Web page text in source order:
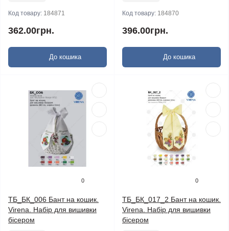
Код товару: 184871
362.00грн.
До кошика
Код товару: 184870
396.00грн.
До кошика
0
ТБ_БК_006 Бант на кошик.
Virena. Набір для вишивки
бісером
0
ТБ_БК_017_2 Бант на кошик.
Virena. Набір для вишивки
бісером